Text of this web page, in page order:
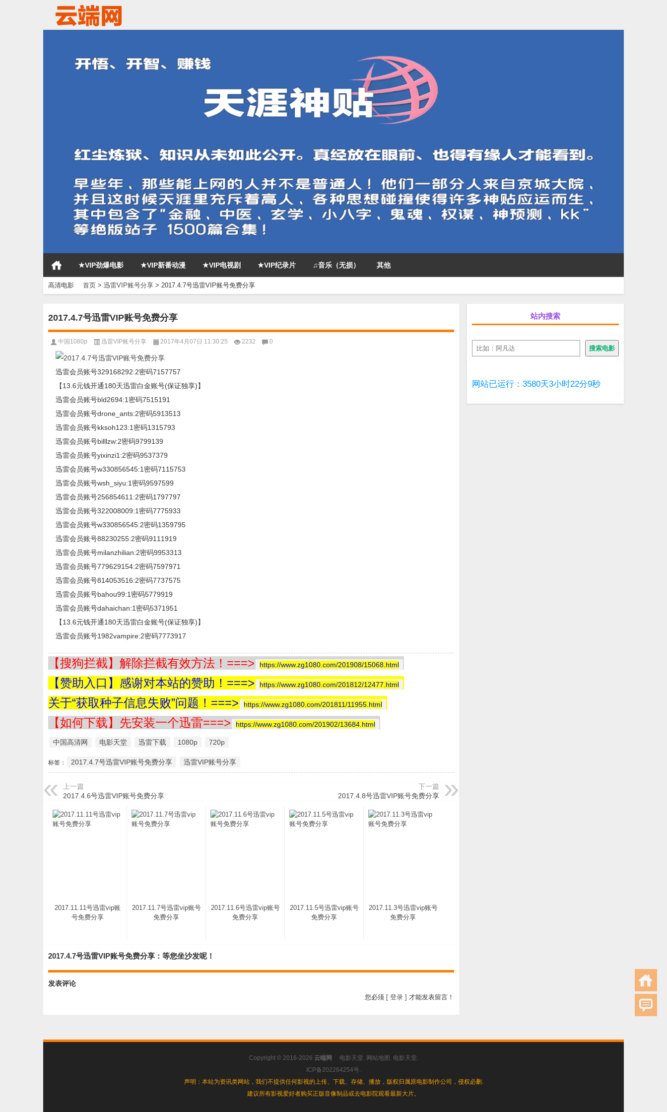
★VIP劲爆电影 ★VIP新番动漫 ★VIP电视剧 ★VIP纪录片 ♫音乐（无损） 其他
高清电影 首页 > 迅雷VIP账号分享 > 2017.4.7号迅雷VIP账号免费分享
站内搜索
搜
索
搜索电影
网站已运行：3580天3小时22分9秒
2017.4.7号迅雷VIP账号免费分享
中国1080p 迅雷VIP账号分享 2017年4月07日 11:30:25 2232 0
迅雷会员账号329168292:2密码7157757
【13.6元钱开通180天迅雷白金账号(保证独享)】
迅雷会员账号bld2694:1密码7515191
迅雷会员账号drone_ants:2密码5913513
迅雷会员账号kksoh123:1密码1315793
迅雷会员账号billlzw:2密码9799139
迅雷会员账号yixinzi1:2密码9537379
迅雷会员账号w330856545:1密码7115753
迅雷会员账号wsh_siyu:1密码9597599
迅雷会员账号256854611:2密码1797797
迅雷会员账号322008009:1密码7775933
迅雷会员账号w330856545:2密码1359795
迅雷会员账号88230255:2密码9111919
迅雷会员账号milanzhilian:2密码9953313
迅雷会员账号779629154:2密码7597971
迅雷会员账号814053516:2密码7737575
迅雷会员账号bahou99:1密码5779919
迅雷会员账号dahaichan:1密码5371951
【13.6元钱开通180天迅雷白金账号(保证独享)】
迅雷会员账号1982vampire:2密码7773917
【搜狗拦截】解除拦截有效方法！===> https://www.zg1080.com/201908/15068.html
【赞助入口】感谢对本站的赞助！===> https://www.zg1080.com/201812/12477.html
关于“获取种子信息失败”问题！===> https://www.zg1080.com/201811/11955.html
【如何下载】先安装一个迅雷===> https://www.zg1080.com/201902/13684.html
中国高清网 电影天堂 迅雷下载 1080p 720p
标签： 2017.4.7号迅雷VIP账号免费分享 迅雷VIP账号分享
上一篇
2017.4.6号迅雷VIP账号免费分享
下一篇
2017.4.8号迅雷VIP账号免费分享
2017.11.11号迅雷vip账
号免费分享
2017.11.7号迅雷vip账号
免费分享
2017.11.6号迅雷vip账号
免费分享
2017.11.5号迅雷vip账号
免费分享
2017.11.3号迅雷vip账号
免费分享
2017.11.2号迅雷vip账号
2017.4.7号迅雷VIP账号免费分享：等您坐沙发呢！
发表评论
您必须 [ 登录 ] 才能发表留言！
Copyright © 2016-2026 云端网 电影天堂. 网站地图 . 电影天堂.
ICP备202264254号.
声明：本站为资讯类网站，我们不提供任何影视的上传、下载、存储、播放，版权归属原电影制作公司，侵权必删.
建议所有影视爱好者购买正版音像制品或去电影院观看最新大片。